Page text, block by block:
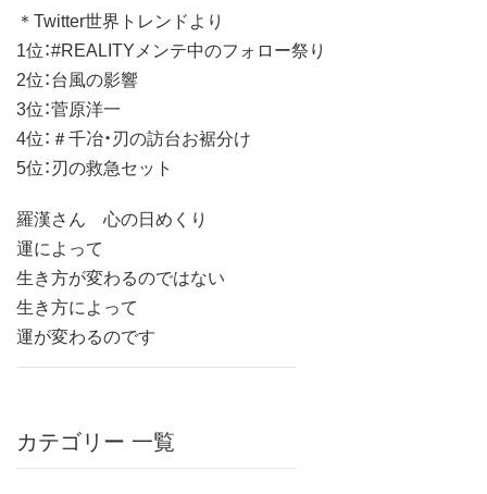
＊Twitter世界トレンドより
1位：#REALITYメンテ中のフォロー祭り
2位：台風の影響
3位：菅原洋一
4位：＃千冶・刃の訪台お裾分け
5位：刃の救急セット
羅漢さん 心の日めくり
運によって
生き方が変わるのではない
生き方によって
運が変わるのです
カテゴリー 一覧